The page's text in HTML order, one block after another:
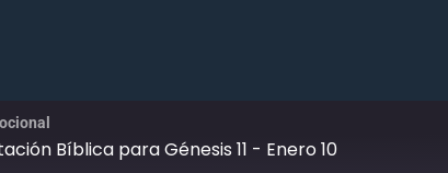
Bíblica para Génesis 11 - Enero 10